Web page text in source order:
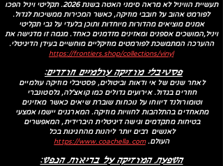
תעשיית הוויניל לא מראה סימני האטה בשנת 2026. תקליטי ויניל הפכו
לפורמט אהוב על חובבי מוזיקה, כאשר המכירות ממשיכות לגדול.
אמנים מוציאים מהדורות מיוחדות ותוכן בלעדי על גבי תקליטי
ויניל,המושכים אספנים ומאזינים מזדמנים כאחד. מגמה זו מדגישה את
ההערכה המתמשכת לפורמטים מוזיקליים מוחשיים בעידן הדיגיטלי.
https://frontiers.shop/collections/vinyl
:פסטיבלי מוזיקה עולמיים חוזרים
לאחר שנים של אי ודאות וביטולים, פסטיבלי מוזיקה עולמיים
חוזרים בגדול. אירועים גדולים כמו קואצ'לה, גלסטונברי
וטומורולנד דיווחו על נוכחות שוברת שיאים כאשר מאזינים
מתאחדים בהתלהבות לחוויות מוזיקה. המארגנים יישמו אמצעי
בטיחות מתקדמים וגישה דיגיטלית היברידית, המאפשרים
לאנשים רבים יותר ליהנות מהחגיגות בכל
העולם.https://www.coachella.com
השפעת המוזיקה על בריאות הנפש: